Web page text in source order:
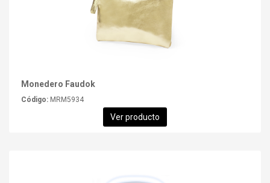
Monedero Faudok
Código: MRM5934
Ver producto